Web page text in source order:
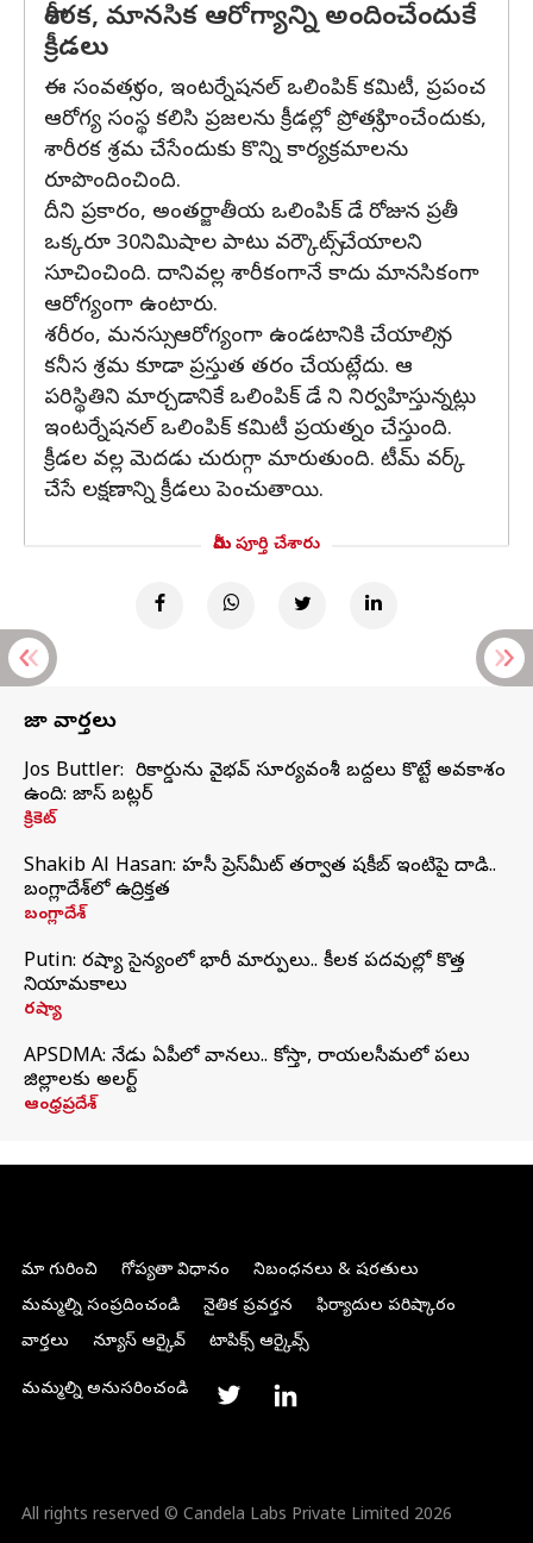
శారీరక, మానసిక ఆరోగ్యాన్ని అందించేందుకే
క్రీడలు
ఈ సంవత్సరం, ఇంటర్నేషనల్ ఒలింపిక్ కమిటీ, ప్రపంచ
ఆరోగ్య సంస్థ కలిసి ప్రజలను క్రీడల్లో ప్రోత్సహించేందుకు,
శారీరక శ్రమ చేసేందుకు కొన్ని కార్యక్రమాలను
రూపొందించింది.
దీని ప్రకారం, అంతర్జాతీయ ఒలింపిక్ డే రోజున ప్రతీ
ఒక్కరూ 30నిమిషాల పాటు వర్కౌట్స్ చేయాలని
సూచించింది. దానివల్ల శారీకంగానే కాదు మానసికంగా
ఆరోగ్యంగా ఉంటారు.
శరీరం, మనస్సు ఆరోగ్యంగా ఉండటానికి చేయాల్సిన
కనీస శ్రమ కూడా ప్రస్తుత తరం చేయట్లేదు. ఆ
పరిస్థితిని మార్చడానికే ఒలింపిక్ డే ని నిర్వహిస్తున్నట్లు
ఇంటర్నేషనల్ ఒలింపిక్ కమిటీ ప్రయత్నం చేస్తుంది.
క్రీడల వల్ల మెదడు చురుగ్గా మారుతుంది. టీమ్ వర్క్
చేసే లక్షణాన్ని క్రీడలు పెంచుతాయి.
మీరు పూర్తి చేశారు
తాజా వార్తలు
Jos Buttler: నా రికార్డును వైభవ్ సూర్యవంశీ బద్దలు కొట్టే అవకాశం
ఉంది: జాస్ బట్లర్
క్రికెట్
Shakib Al Hasan: హసీనా ప్రెస్‌మీట్‌ తర్వాత షకీబ్‌ ఇంటిపై దాడి..
బంగ్లాదేశ్‌లో ఉద్రిక్తత
బంగ్లాదేశ్
Putin: రష్యా సైన్యంలో భారీ మార్పులు.. కీలక పదవుల్లో కొత్త
నియామకాలు
రష్యా
APSDMA: నేడు ఏపీలో వానలు.. కోస్తా, రాయలసీమలో పలు
జిల్లాలకు అలర్ట్
ఆంధ్రప్రదేశ్
మా గురించి గోప్యతా విధానం
నిబంధనలు & షరతులు
మమ్మల్ని సంప్రదించండి
నైతిక ప్రవర్తన
ఫిర్యాదుల పరిష్కారం
వార్తలు
న్యూస్ ఆర్కైవ్ టాపిక్స్ ఆర్కైవ్స్
మమ్మల్ని అనుసరించండి
All rights reserved © Candela Labs Private Limited 2026